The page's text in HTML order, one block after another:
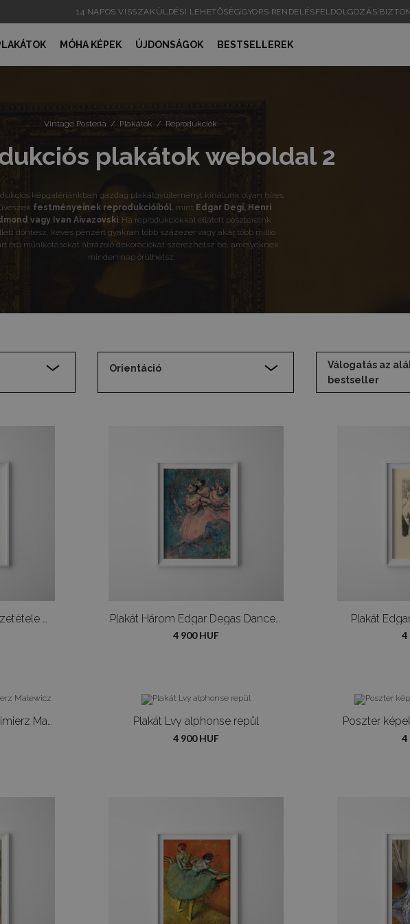
14 NAPOS VISSZAKÜLDÉSI LEHETŐSÉG |GYORS RENDELÉSFELDOLGOZÁS
MÓHA KÉPEK ÚJDONSÁGOK BESTSELLEREK
Vintage Posteria / Plakátok / Reprodukciók
plakátok weboldal 2
képgalériánkban gazdag plakátgyűjteményt kínálunk olyan híres
festményeinek reprodukcióiból, mint Edgar Degi, Henri
vagy Ivan Aivazovski. Ha reprodukciókkal ellátott posztereink
döntesz, kevés pénzért gyakran több százezer vagy akár több millió
érő műalkotásokat ábrázoló dekorációkat szerezhetsz be, amelyeknek
minden nap örülhetsz.
Orientáció
Válogatás az
bestseller
Plakát Suprematism összetétele Kazimierz Malewicz Plakát Három Edgar Degas Dancers
4 900 HUF
Plakát
4
Plakát Suprematism Kazimierz Malewicz Plakát Lvy alphonse repül
4 900 HUF
Poszter
4